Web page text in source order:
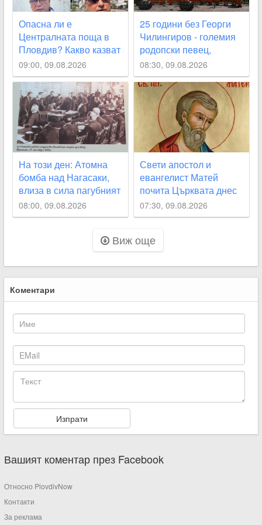
Опасна ли е
Централната поща в
Пловдив? Какво казват
хората за състоянието
ѝ
09:00, 09.08.2026
25 години без Георги
Чилингиров - големия
родопски певец,
свързал живота си с
Пловдив
08:30, 09.08.2026
На този ден: Атомна
бомба над Нагасаки,
влиза в сила пагубният
Ньойски договор за
България
08:00, 09.08.2026
Свети апостол и
евангелист Матей
почита Църквата днес
07:30, 09.08.2026
Виж още
Коментари
Вашият коментар през Facebook
Относно PlovdivNow
Контакти
За реклама